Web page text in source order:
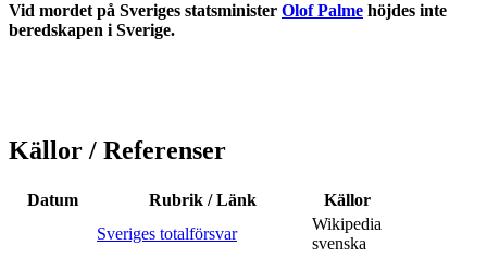
Vid mordet på Sveriges statsminister Olof Palme höjdes inte
beredskapen i Sverige.
Källor / Referenser
Datum Rubrik / Länk
Källor
Sveriges totalförsvar
Wikipedia
svenska